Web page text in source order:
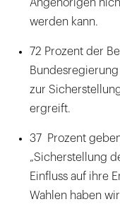
Angehörigen
werden kann.
72 Prozent der
zur
ergreift.
37 Prozent
„Sicherstellung
Einfluss auf ihre
Wahlen haben